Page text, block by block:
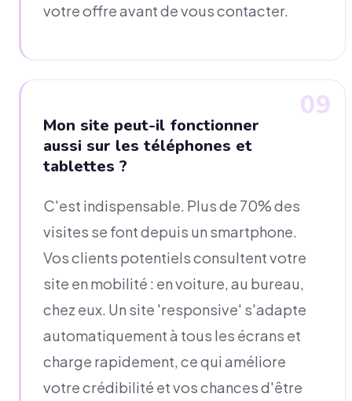
votre offre avant de vous contacter.
09
Mon site peut-il fonctionner
aussi sur les téléphones et
tablettes ?
C'est indispensable. Plus de 70% des
visites se font depuis un smartphone.
Vos clients potentiels consultent votre
site en mobilité : en voiture, au bureau,
chez eux. Un site 'responsive' s'adapte
automatiquement à tous les écrans et
charge rapidement, ce qui améliore
votre crédibilité et vos chances d'être